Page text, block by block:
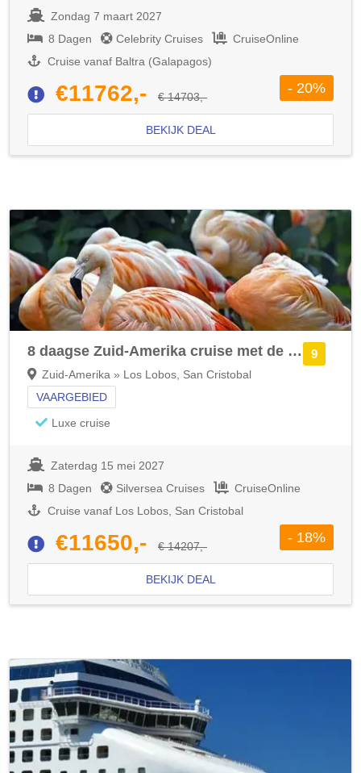
Zondag 7 maart 2027
8 Dagen
Celebrity Cruises
CruiseOnline
Cruise vanaf Baltra (Galapagos)
€11762,- € 14703,-
- 20%
BEKIJK DEAL
9
8 daagse Zuid-Amerika cruise met de Silver Origin
Zuid-Amerika » Los Lobos, San Cristobal
VAARGEBIED
Luxe cruise
Zaterdag 15 mei 2027
8 Dagen
Silversea Cruises
CruiseOnline
Cruise vanaf Los Lobos, San Cristobal
€11650,- € 14207,-
- 18%
BEKIJK DEAL